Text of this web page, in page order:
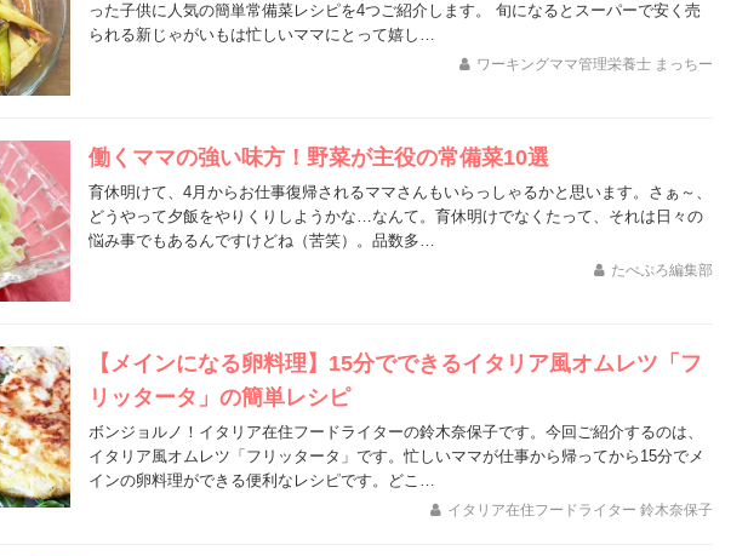
った子供に人気の簡単常備菜レシピを4つご紹介します。 旬になるとスーパーで安く売
られる新じゃがいもは忙しいママにとって嬉し…
ワーキングママ管理栄養士 まっちー
働くママの強い味方！野菜が主役の常備菜10選
育休明けて、4月からお仕事復帰されるママさんもいらっしゃるかと思います。さぁ～、
どうやって夕飯をやりくりしようかな…なんて。育休明けでなくたって、それは日々の
悩み事でもあるんですけどね（苦笑）。品数多…
たべぷろ編集部
【メインになる卵料理】15分でできるイタリア風オムレツ「フ
リッタータ」の簡単レシピ
ボンジョルノ！イタリア在住フードライターの鈴木奈保子です。今回ご紹介するのは、
イタリア風オムレツ「フリッタータ」です。忙しいママが仕事から帰ってから15分でメ
インの卵料理ができる便利なレシピです。どこ…
イタリア在住フードライター 鈴木奈保子